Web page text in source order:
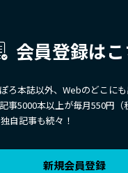
会員登録は
ろ本誌以外、Webのどこに
事5000本以上が毎月550円（
自記事も続々！
新規会員登録